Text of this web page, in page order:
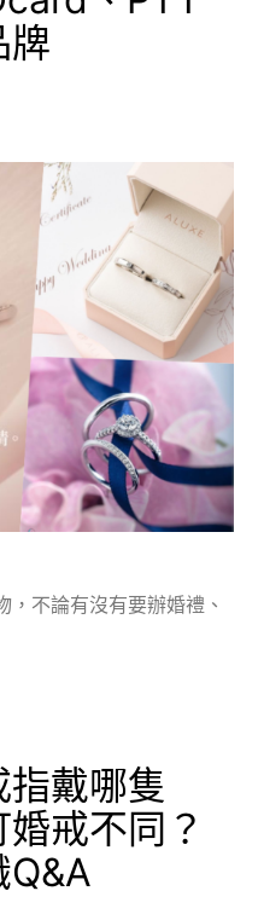
牌
不論有沒有要辦婚禮、
戴哪隻
戒不同？